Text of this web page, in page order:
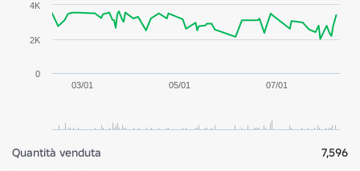
03/01 05/01 07/01
0
2K
4K
Quantità venduta
7,596